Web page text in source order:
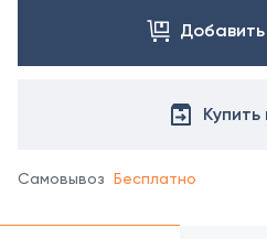
Добавить
Купить
Самовывоз Бесплатно